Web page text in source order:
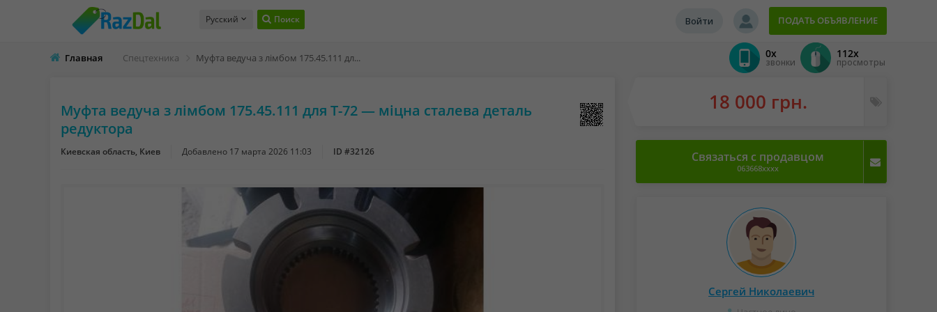
Русский Поиск ПОДАТЬ ОБЪЯВЛЕНИЕ
Войти
Главная Спецтехника Муфта ведуча з лімбом 175.45.111 для Т-72 — міцна сталева деталь редуктора 0x
звонки
112x
просмотры
Муфта ведуча з лімбом 175.45.111 для Т-72 — міцна сталева деталь
редуктора
Киевская область, Киев Добавлено 17 марта 2026 11:03 ID #32126
18 000 грн.
Связаться с продавцом
063668xxxx
Сергей Николаевич